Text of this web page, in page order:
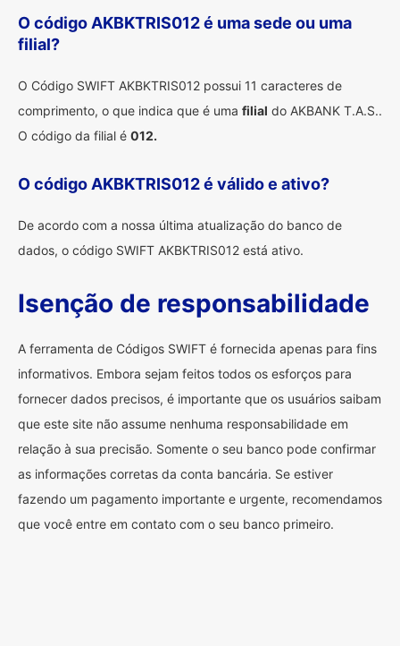
O código AKBKTRIS012 é uma sede ou uma
filial?
O Código SWIFT AKBKTRIS012 possui 11 caracteres de
comprimento, o que indica que é uma filial do AKBANK T.A.S..
O código da filial é 012.
O código AKBKTRIS012 é válido e ativo?
De acordo com a nossa última atualização do banco de
dados, o código SWIFT AKBKTRIS012 está ativo.
Isenção de responsabilidade
A ferramenta de Códigos SWIFT é fornecida apenas para fins
informativos. Embora sejam feitos todos os esforços para
fornecer dados precisos, é importante que os usuários saibam
que este site não assume nenhuma responsabilidade em
relação à sua precisão. Somente o seu banco pode confirmar
as informações corretas da conta bancária. Se estiver
fazendo um pagamento importante e urgente, recomendamos
que você entre em contato com o seu banco primeiro.